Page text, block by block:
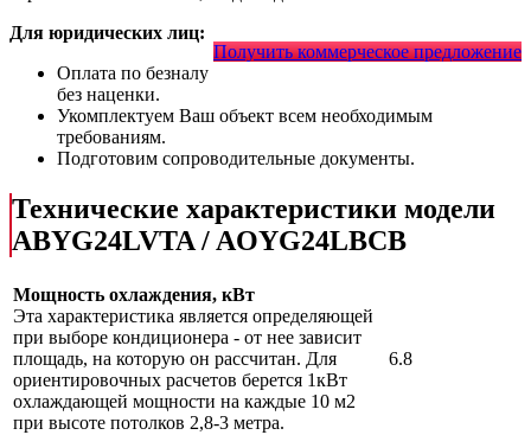
Получить коммерческое предложение
Для юридических лиц:
Оплата по безналу
без наценки.
Укомплектуем Ваш объект всем необходимым
требованиям.
Подготовим сопроводительные документы.
Технические характеристики модели
ABYG24LVTA / AOYG24LBCB
Мощность охлаждения, кВт
Эта характеристика является определяющей
при выборе кондиционера - от нее зависит
площадь, на которую он рассчитан. Для
ориентировочных расчетов берется 1кВт
охлаждающей мощности на каждые 10 м2
при высоте потолков 2,8-3 метра.
6.8